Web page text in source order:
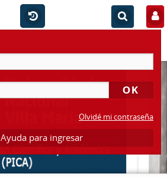
Olvidé mi contraseña
Ayuda para ingresar